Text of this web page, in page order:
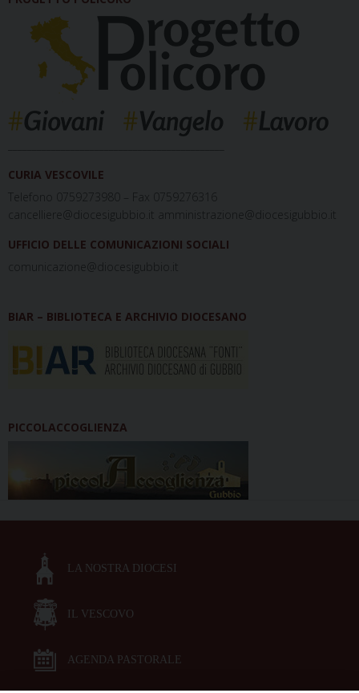
CURIA VESCOVILE
Telefono 0759273980 – Fax 0759276316
cancelliere@diocesigubbio.it amministrazione@diocesigubbio.it
UFFICIO DELLE COMUNICAZIONI SOCIALI
comunicazione@diocesigubbio.it
BIAR – BIBLIOTECA E ARCHIVIO DIOCESANO
PICCOLACCOGLIENZA
LA NOSTRA DIOCESI
IL VESCOVO
AGENDA PASTORALE